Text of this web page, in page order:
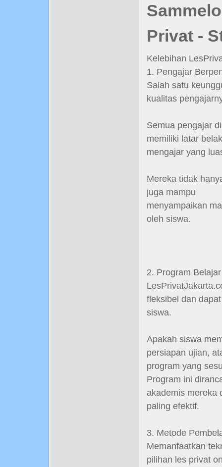
Privat -
Kelebihan
1. Pengajar
Salah satu
kualitas
Semua pengajar
memiliki latar
mengajar yang
Mereka tidak
juga mampu
menyampaikan
oleh siswa.
2. Program
fleksibel dan
siswa.
Apakah siswa
persiapan ujian,
program yang
Program ini
akademis mereka
paling efektif.
3. Metode
Memanfaatkan
pilihan les privat